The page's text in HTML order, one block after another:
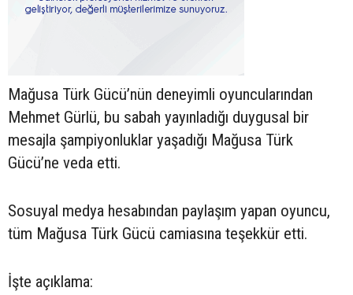
Mağusa Türk Gücü’nün deneyimli oyuncularından
Mehmet Gürlü, bu sabah yayınladığı duygusal bir
mesajla şampiyonluklar yaşadığı Mağusa Türk
Gücü’ne veda etti.
Sosuyal medya hesabından paylaşım yapan oyuncu,
tüm Mağusa Türk Gücü camiasına teşekkür etti.
İşte açıklama: